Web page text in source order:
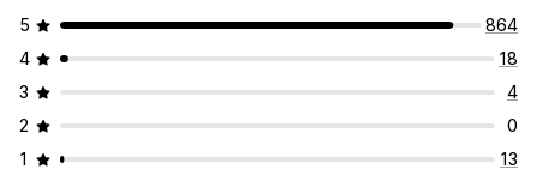
5
864
4
18
3
4
2
0
1
13